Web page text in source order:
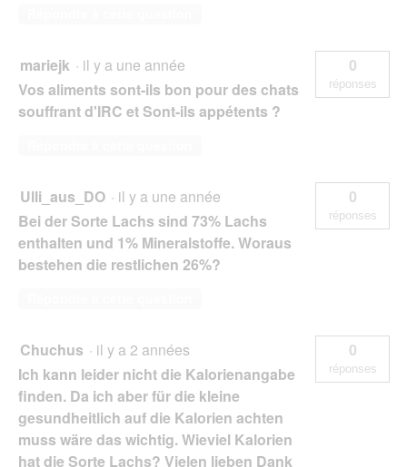
mariejk · il y a une année
Vos aliments sont-ils bon pour des chats
souffrant d'IRC et Sont-ils appétents ?
0
réponses
Ulli_aus_DO · il y a une année
Bei der Sorte Lachs sind 73% Lachs
enthalten und 1% Mineralstoffe. Woraus
bestehen die restlichen 26%?
0
réponses
Chuchus · il y a 2 années
Ich kann leider nicht die Kalorienangabe
finden. Da ich aber für die kleine
gesundheitlich auf die Kalorien achten
muss wäre das wichtig. Wieviel Kalorien
hat die Sorte Lachs? Vielen lieben Dank
0
réponses